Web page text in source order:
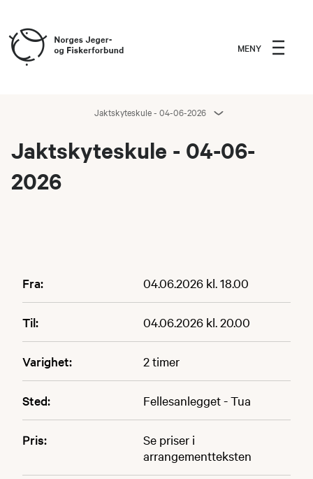
MENY
Jaktskyteskule - 04-06-2026
Jaktskyteskule - 04-06-
2026
Fra: 04.06.2026 kl. 18.00
Til: 04.06.2026 kl. 20.00
Varighet: 2 timer
Sted: Fellesanlegget - Tua
Pris:
Se priser i
arrangementteksten